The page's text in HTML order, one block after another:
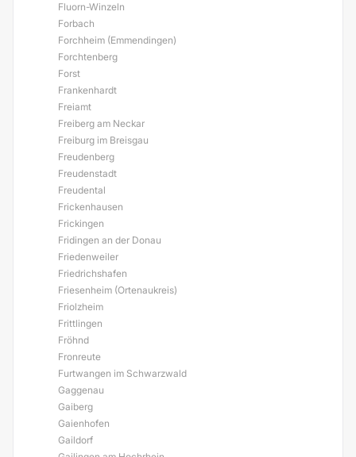
Fluorn-Winzeln
Forbach
Forchheim (Emmendingen)
Forchtenberg
Forst
Frankenhardt
Freiamt
Freiberg am Neckar
Freiburg im Breisgau
Freudenberg
Freudenstadt
Freudental
Frickenhausen
Frickingen
Fridingen an der Donau
Friedenweiler
Friedrichshafen
Friesenheim (Ortenaukreis)
Friolzheim
Frittlingen
Fröhnd
Fronreute
Furtwangen im Schwarzwald
Gaggenau
Gaiberg
Gaienhofen
Gaildorf